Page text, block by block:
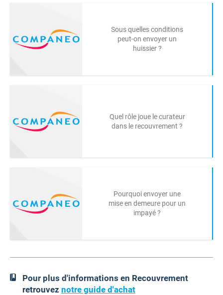
Sous quelles conditions
peut-on envoyer un
huissier ?
Quel rôle joue le curateur
dans le recouvrement ?
Pourquoi envoyer une
mise en demeure pour un
impayé ?
Pour plus d'informations en Recouvrement
retrouvez notre guide d'achat